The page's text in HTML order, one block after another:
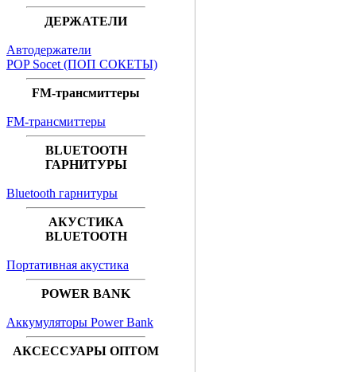
ДЕРЖАТЕЛИ
Автодержатели
POP Socet (ПОП СОКЕТЫ)
FM-трансмиттеры
FM-трансмиттеры
BLUETOOTH
ГАРНИТУРЫ
Bluetooth гарнитуры
АКУСТИКА
BLUETOOTH
Портативная акустика
POWER BANK
Аккумуляторы Power Bank
АКСЕССУАРЫ ОПТОМ